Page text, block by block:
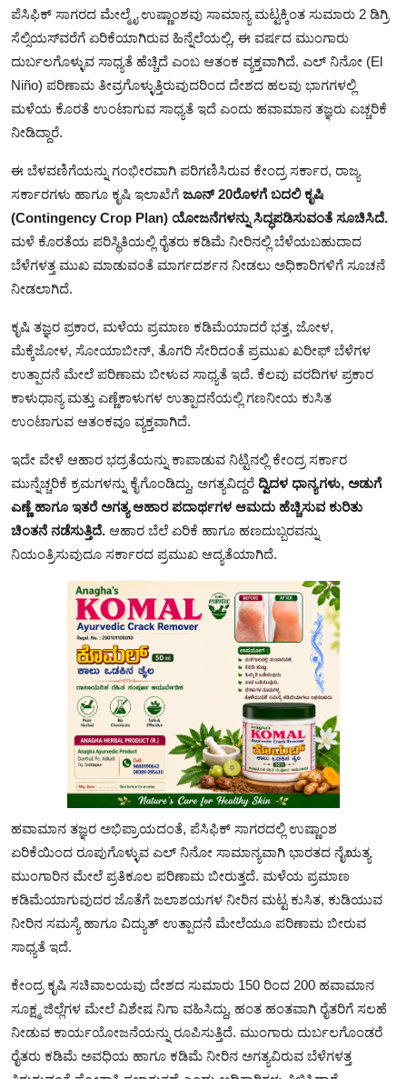
ಪೆಸಿಫಿಕ್ ಸಾಗರದ ಮೇಲ್ಮೈ ಉಷ್ಣಾಂಶವು ಸಾಮಾನ್ಯ ಮಟ್ಟಕ್ಕಿಂತ ಸುಮಾರು 2 ಡಿಗ್ರಿ
ಸೆಲ್ಸಿಯಸ್‌ವರೆಗೆ ಏರಿಕೆಯಾಗಿರುವ ಹಿನ್ನೆಲೆಯಲ್ಲಿ, ಈ ವರ್ಷದ ಮುಂಗಾರು
ದುರ್ಬಲಗೊಳ್ಳುವ ಸಾಧ್ಯತೆ ಹೆಚ್ಚಿದೆ ಎಂಬ ಆತಂಕ ವ್ಯಕ್ತವಾಗಿದೆ. ಎಲ್ ನಿನೋ (El
Niño) ಪರಿಣಾಮ ತೀವ್ರಗೊಳ್ಳುತ್ತಿರುವುದರಿಂದ ದೇಶದ ಹಲವು ಭಾಗಗಳಲ್ಲಿ
ಮಳೆಯ ಕೊರತೆ ಉಂಟಾಗುವ ಸಾಧ್ಯತೆ ಇದೆ ಎಂದು ಹವಾಮಾನ ತಜ್ಞರು ಎಚ್ಚರಿಕೆ
ನೀಡಿದ್ದಾರೆ.
ಈ ಬೆಳವಣಿಗೆಯನ್ನು ಗಂಭೀರವಾಗಿ ಪರಿಗಣಿಸಿರುವ ಕೇಂದ್ರ ಸರ್ಕಾರ, ರಾಜ್ಯ
ಸರ್ಕಾರಗಳು ಹಾಗೂ ಕೃಷಿ ಇಲಾಖೆಗೆ ಜೂನ್ 20ರೊಳಗೆ ಬದಲಿ ಕೃಷಿ
(Contingency Crop Plan) ಯೋಜನೆಗಳನ್ನು ಸಿದ್ಧಪಡಿಸುವಂತೆ ಸೂಚಿಸಿದೆ.
ಮಳೆ ಕೊರತೆಯ ಪರಿಸ್ಥಿತಿಯಲ್ಲಿ ರೈತರು ಕಡಿಮೆ ನೀರಿನಲ್ಲಿ ಬೆಳೆಯಬಹುದಾದ
ಬೆಳೆಗಳತ್ತ ಮುಖ ಮಾಡುವಂತೆ ಮಾರ್ಗದರ್ಶನ ನೀಡಲು ಅಧಿಕಾರಿಗಳಿಗೆ ಸೂಚನೆ
ನೀಡಲಾಗಿದೆ.
ಕೃಷಿ ತಜ್ಞರ ಪ್ರಕಾರ, ಮಳೆಯ ಪ್ರಮಾಣ ಕಡಿಮೆಯಾದರೆ ಭತ್ತ, ಜೋಳ,
ಮೆಕ್ಕೆಜೋಳ, ಸೋಯಾಬೀನ್, ತೊಗರಿ ಸೇರಿದಂತೆ ಪ್ರಮುಖ ಖರೀಫ್ ಬೆಳೆಗಳ
ಉತ್ಪಾದನೆ ಮೇಲೆ ಪರಿಣಾಮ ಬೀಳುವ ಸಾಧ್ಯತೆ ಇದೆ. ಕೆಲವು ವರದಿಗಳ ಪ್ರಕಾರ
ಕಾಳುಧಾನ್ಯ ಮತ್ತು ಎಣ್ಣೆಕಾಳುಗಳ ಉತ್ಪಾದನೆಯಲ್ಲಿ ಗಣನೀಯ ಕುಸಿತ
ಉಂಟಾಗುವ ಆತಂಕವೂ ವ್ಯಕ್ತವಾಗಿದೆ.
ಇದೇ ವೇಳೆ ಆಹಾರ ಭದ್ರತೆಯನ್ನು ಕಾಪಾಡುವ ನಿಟ್ಟಿನಲ್ಲಿ ಕೇಂದ್ರ ಸರ್ಕಾರ
ಮುನ್ನೆಚ್ಚರಿಕೆ ಕ್ರಮಗಳನ್ನು ಕೈಗೊಂಡಿದ್ದು, ಅಗತ್ಯವಿದ್ದರೆ ದ್ವಿದಳ ಧಾನ್ಯಗಳು, ಅಡುಗೆ
ಎಣ್ಣೆ ಹಾಗೂ ಇತರೆ ಅಗತ್ಯ ಆಹಾರ ಪದಾರ್ಥಗಳ ಆಮದು ಹೆಚ್ಚಿಸುವ ಕುರಿತು
ಚಿಂತನೆ ನಡೆಸುತ್ತಿದೆ. ಆಹಾರ ಬೆಲೆ ಏರಿಕೆ ಹಾಗೂ ಹಣದುಬ್ಬರವನ್ನು
ನಿಯಂತ್ರಿಸುವುದೂ ಸರ್ಕಾರದ ಪ್ರಮುಖ ಆದ್ಯತೆಯಾಗಿದೆ.
ಹವಾಮಾನ ತಜ್ಞರ ಅಭಿಪ್ರಾಯದಂತೆ, ಪೆಸಿಫಿಕ್ ಸಾಗರದಲ್ಲಿ ಉಷ್ಣಾಂಶ
ಏರಿಕೆಯಿಂದ ರೂಪುಗೊಳ್ಳುವ ಎಲ್ ನಿನೋ ಸಾಮಾನ್ಯವಾಗಿ ಭಾರತದ ನೈಋತ್ಯ
ಮುಂಗಾರಿನ ಮೇಲೆ ಪ್ರತಿಕೂಲ ಪರಿಣಾಮ ಬೀರುತ್ತದೆ. ಮಳೆಯ ಪ್ರಮಾಣ
ಕಡಿಮೆಯಾಗುವುದರ ಜೊತೆಗೆ ಜಲಾಶಯಗಳ ನೀರಿನ ಮಟ್ಟ ಕುಸಿತ, ಕುಡಿಯುವ
ನೀರಿನ ಸಮಸ್ಯೆ ಹಾಗೂ ವಿದ್ಯುತ್ ಉತ್ಪಾದನೆ ಮೇಲೆಯೂ ಪರಿಣಾಮ ಬೀರುವ
ಸಾಧ್ಯತೆ ಇದೆ.
ಕೇಂದ್ರ ಕೃಷಿ ಸಚಿವಾಲಯವು ದೇಶದ ಸುಮಾರು 150 ರಿಂದ 200 ಹವಾಮಾನ
ಸೂಕ್ಷ್ಮ ಜಿಲ್ಲೆಗಳ ಮೇಲೆ ವಿಶೇಷ ನಿಗಾ ವಹಿಸಿದ್ದು, ಹಂತ ಹಂತವಾಗಿ ರೈತರಿಗೆ ಸಲಹೆ
ನೀಡುವ ಕಾರ್ಯಯೋಜನೆಯನ್ನು ರೂಪಿಸುತ್ತಿದೆ. ಮುಂಗಾರು ದುರ್ಬಲಗೊಂಡರೆ
ರೈತರು ಕಡಿಮೆ ಅವಧಿಯ ಹಾಗೂ ಕಡಿಮೆ ನೀರಿನ ಅಗತ್ಯವಿರುವ ಬೆಳೆಗಳತ್ತ